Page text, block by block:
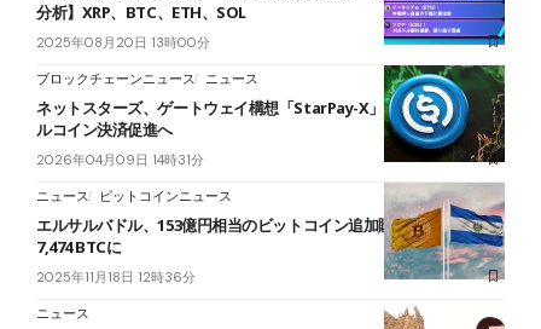
分析】XRP、BTC、ETH、SOL
2025年08月20日 13時00分
ブロックチェーンニュース ニュース
ネットスターズ、ゲートウェイ構想「StarPay-X」発表──ステーブ
ルコイン決済促進へ
2026年04月09日 14時31分
ニュース ビットコインニュース
エルサルバドル、153億円相当のビットコイン追加購入──保有量
7,474 BTCに
2025年11月18日 12時36分
ニュース